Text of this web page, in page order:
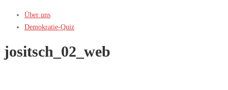
Über uns
Demokratie-Quiz
jositsch_02_web